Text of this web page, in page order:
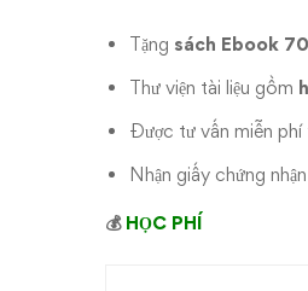
Tặng sách Ebook
Thư viện tài liệu gồm
Được tư vấn miễn phí
Nhận giấy chứng
💰HỌC PHÍ